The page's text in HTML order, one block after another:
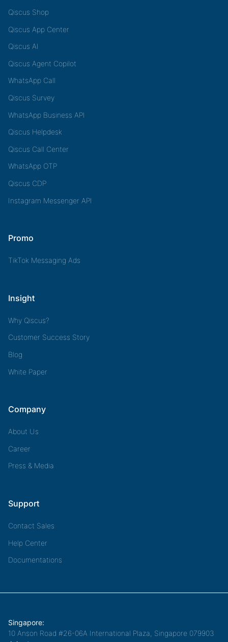
Qiscus Shop
Qiscus App Center
Qiscus AI
Qiscus Agent Copilot
WhatsApp Call
Qiscus Survey
WhatsApp Business API
Qiscus Helpdesk
Qiscus Call Center
WhatsApp OTP
Qiscus CDP
Instagram Messenger API
Promo
TikTok Messaging Ads
Insight
Why Qiscus?
Customer Success Story
Blog
White Paper
Company
About Us
Career
Press & Media
Support
Contact Sales
Help Center
Documentations
Singapore:
10 Anson Road #26-06A International Plaza, Singapore 079903